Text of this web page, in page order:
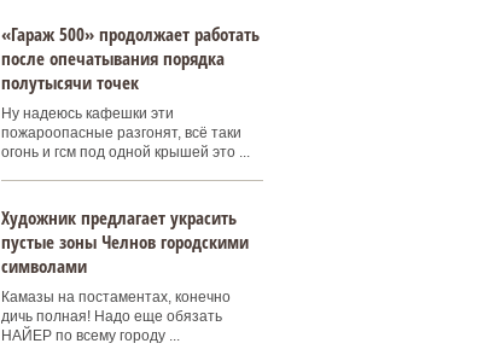
«Гараж 500» продолжает работать
после опечатывания порядка
полутысячи точек
Ну надеюсь кафешки эти
пожароопасные разгонят, всё таки
огонь и гсм под одной крышей это ...
Художник предлагает украсить
пустые зоны Челнов городскими
символами
Камазы на постаментах, конечно
дичь полная! Надо еще обязать
НАЙЕР по всему городу ...